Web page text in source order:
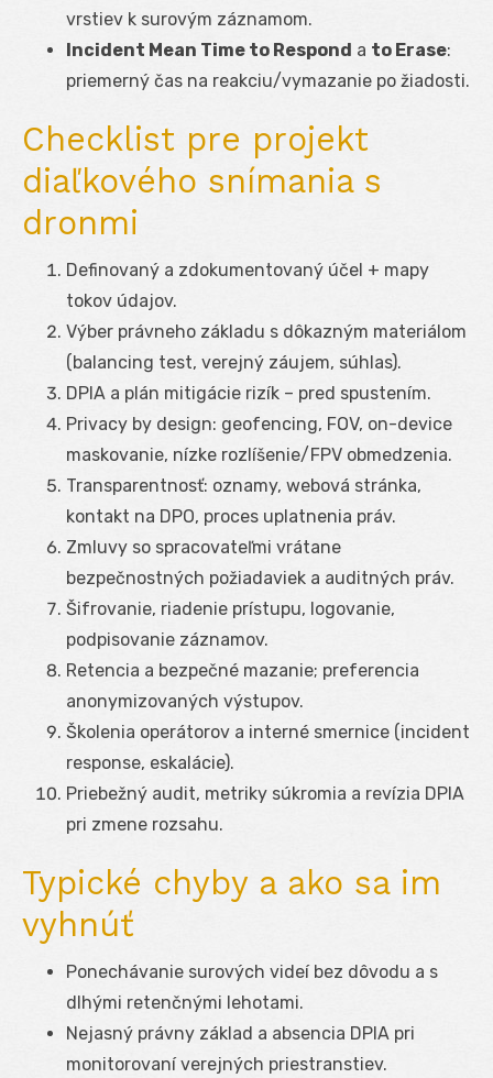
vrstiev k surovým záznamom.
Incident Mean Time to Respond a to Erase:
priemerný čas na reakciu/vymazanie po žiadosti.
Checklist pre projekt
diaľkového snímania s
dronmi
Definovaný a zdokumentovaný účel + mapy
tokov údajov.
Výber právneho základu s dôkazným materiálom
(balancing test, verejný záujem, súhlas).
DPIA a plán mitigácie rizík – pred spustením.
Privacy by design: geofencing, FOV, on-device
maskovanie, nízke rozlíšenie/FPV obmedzenia.
Transparentnosť: oznamy, webová stránka,
kontakt na DPO, proces uplatnenia práv.
Zmluvy so spracovateľmi vrátane
bezpečnostných požiadaviek a auditných práv.
Šifrovanie, riadenie prístupu, logovanie,
podpisovanie záznamov.
Retencia a bezpečné mazanie; preferencia
anonymizovaných výstupov.
Školenia operátorov a interné smernice (incident
response, eskalácie).
Priebežný audit, metriky súkromia a revízia DPIA
pri zmene rozsahu.
Typické chyby a ako sa im
vyhnúť
Ponechávanie surových videí bez dôvodu a s
dlhými retenčnými lehotami.
Nejasný právny základ a absencia DPIA pri
monitorovaní verejných priestranstiev.